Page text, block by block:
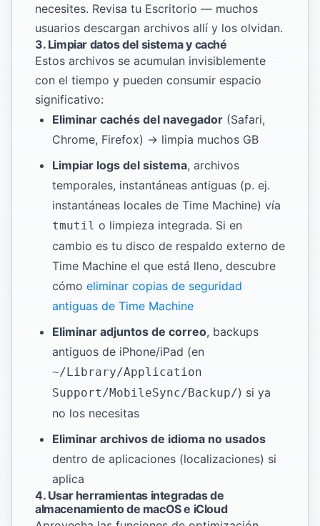
necesites. Revisa tu Escritorio — muchos
usuarios descargan archivos allí y los olvidan.
3. Limpiar datos del sistema y caché
Estos archivos se acumulan invisiblemente
con el tiempo y pueden consumir espacio
significativo:
Eliminar cachés del navegador (Safari,
Chrome, Firefox) → limpia muchos GB
Limpiar logs del sistema, archivos
temporales, instantáneas antiguas (p. ej.
instantáneas locales de Time Machine) vía
tmutil o limpieza integrada. Si en
cambio es tu disco de respaldo externo de
Time Machine el que está lleno, descubre
cómo eliminar copias de seguridad
antiguas de Time Machine
Eliminar adjuntos de correo, backups
antiguos de iPhone/iPad (en
~/Library/Application
Support/MobileSync/Backup/) si ya
no los necesitas
Eliminar archivos de idioma no usados
dentro de aplicaciones (localizaciones) si
aplica
4. Usar herramientas integradas de
almacenamiento de macOS e iCloud